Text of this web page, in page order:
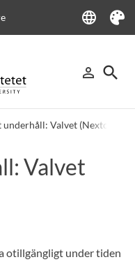
language
Language
Tema
person_outline
Logga in
search
Sök
underhåll: Valvet (Nextcloud)
Valvet
otillgängligt under tiden